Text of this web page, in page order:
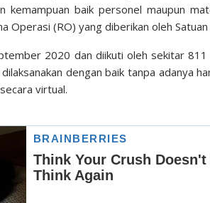
kemampuan baik personel maupun
Operasi (RO) yang diberikan oleh
2020 dan diikuti oleh sekitar
dengan baik tanpa adanya
virtual.